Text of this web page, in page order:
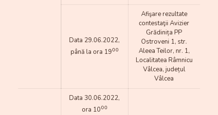
Data 29.06.2022,
până la ora 1900
Afişare rezultate
contestaţii Avizier
Grădinița PP
Ostroveni 1, str.
Aleea Teilor, nr. 1,
Localitatea Râmnicu
Vâlcea, județul
Vâlcea
Data 30.06.2022,
ora 1000